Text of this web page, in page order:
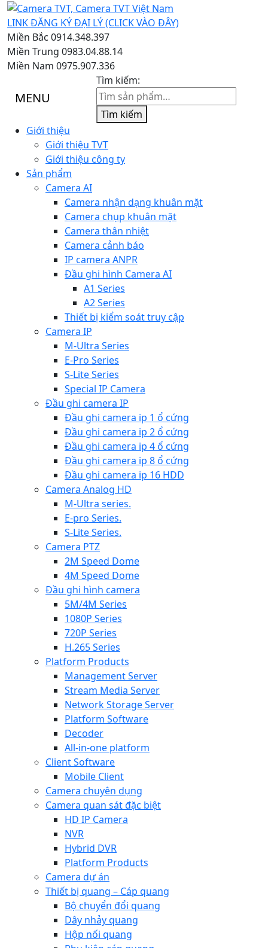
LINK ĐĂNG KÝ ĐẠI LÝ (CLICK VÀO ĐÂY)
Miền Bắc 0914.348.397
Miền Trung 0983.04.88.14
Miền Nam 0975.907.336
MENU
Tìm kiếm:
Tìm kiếm
Giới thiệu
Giới thiệu TVT
Giới thiệu công ty
Sản phẩm
Camera AI
Camera nhận dạng khuân mặt
Camera chụp khuân mặt
Camera thân nhiệt
Camera cảnh báo
IP camera ANPR
Đầu ghi hình Camera AI
A1 Series
A2 Series
Thiết bị kiểm soát truy cập
Camera IP
M-Ultra Series
E-Pro Series
S-Lite Series
Special IP Camera
Đầu ghi camera IP
Đầu ghi camera ip 1 ổ cứng
Đầu ghi camera ip 2 ổ cứng
Đầu ghi camera ip 4 ổ cứng
Đầu ghi camera ip 8 ổ cứng
Đầu ghi camera ip 16 HDD
Camera Analog HD
M-Ultra series.
E-pro Series.
S-Lite Series.
Camera PTZ
2M Speed Dome
4M Speed Dome
Đầu ghi hình camera
5M/4M Series
1080P Series
720P Series
H.265 Series
Platform Products
Management Server
Stream Media Server
Network Storage Server
Platform Software
Decoder
All-in-one platform
Client Software
Mobile Client
Camera chuyên dụng
Camera quan sát đặc biệt
HD IP Camera
NVR
Hybrid DVR
Platform Products
Camera dự án
Thiết bị quang – Cáp quang
Bộ chuyển đổi quang
Dây nhảy quang
Hộp nối quang